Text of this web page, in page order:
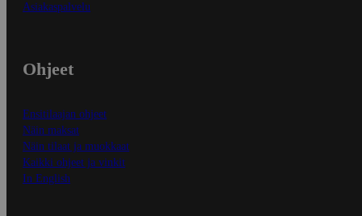
Asiakaspalvelu
Ohjeet
Ensitilaajan ohjeet
Näin maksat
Näin tilaat ja muokkaat
Kaikki ohjeet ja vinkit
In English